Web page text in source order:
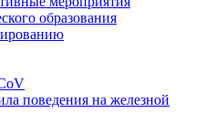
образования
поведения на железной